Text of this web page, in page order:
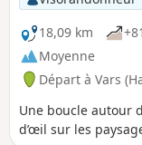
18,09 km
Moyenne
Départ à Vars
Une boucle autour
d’œil sur les